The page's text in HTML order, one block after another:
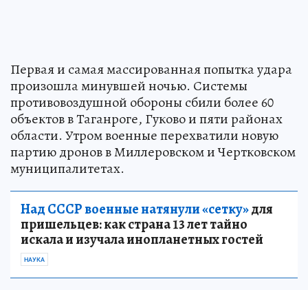
Первая и самая массированная попытка удара
произошла минувшей ночью. Системы
противовоздушной обороны сбили более 60
объектов в Таганроге, Гуково и пяти районах
области. Утром военные перехватили новую
партию дронов в Миллеровском и Чертковском
муниципалитетах.
Над СССР военные натянули «сетку»для
пришельцев: как страна 13 лет тайно
искала и изучала инопланетных гостей
НАУКА